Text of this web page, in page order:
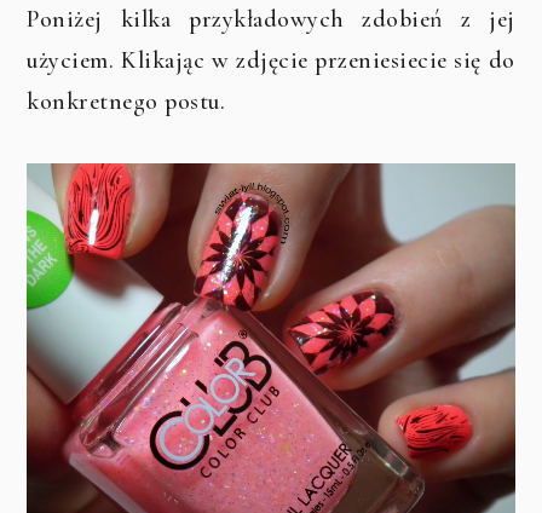
Poniżej kilka przykładowych zdobień z jej
użyciem. Klikając w zdjęcie przeniesiecie się do
konkretnego postu.